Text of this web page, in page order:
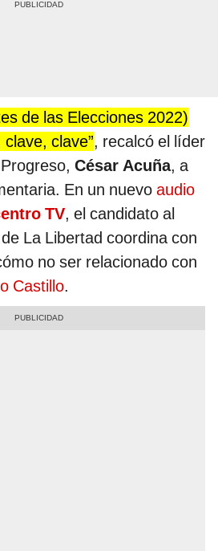
de las Elecciones 2022)
clave”, recalcó el líder
César Acuña, a
En un nuevo audio
TV, el candidato al
La Libertad coordina con
no ser relacionado con
Castillo.